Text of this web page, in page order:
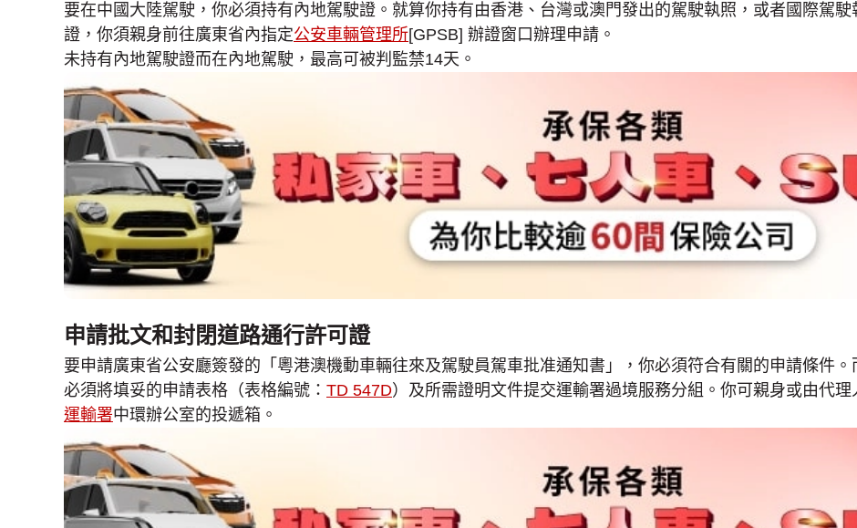
要在中國大陸駕駛，你必須持有內地駕駛證。就算你持有由香港、台灣或澳門發出的駕駛執照，或者國際駕
證，你須親身前往廣東省內指定公安車輛管理所[GPSB] 辦證窗口辦理申請。
未持有內地駕駛證而在內地駕駛，最高可被判監禁14天。
申請批文和封閉道路通行許可證
要申請廣東省公安廳簽發的「粵港澳機動車輛往來及駕駛員駕車批准通知書」，你必須符合有關的申請條件
必須將填妥的申請表格（表格編號： TD 547D）及所需證明文件提交運輸署過境服務分組。你可親身或由代
運輸署中環辦公室的投遞箱。